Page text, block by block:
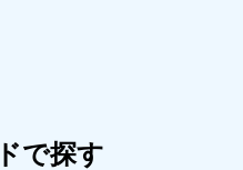
で探す